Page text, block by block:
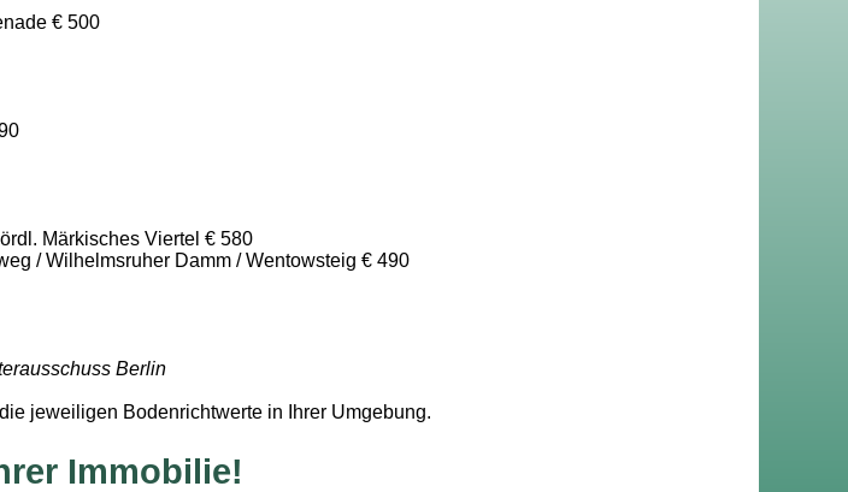
€ 500
Märkisches Viertel € 580
/ Wilhelmsruher Damm / Wentowsteig € 490
Berlin
jeweiligen Bodenrichtwerte in Ihrer Umgebung.
Immobilie!